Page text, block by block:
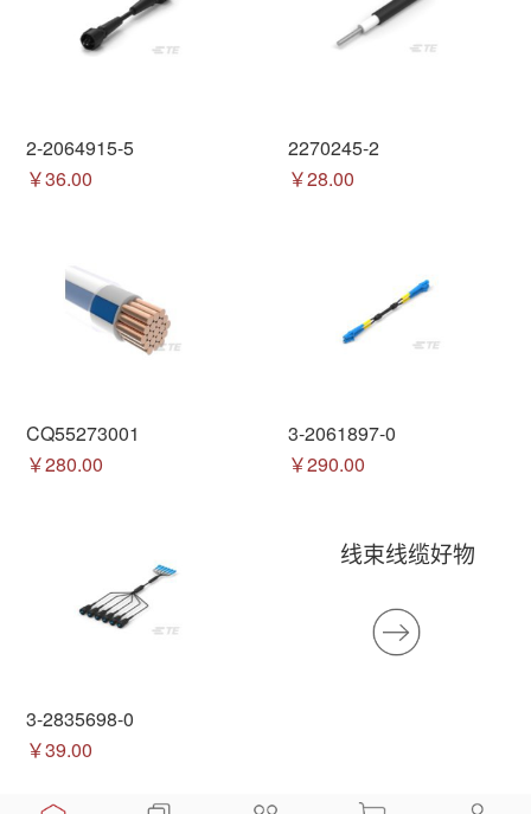
2-2064915-5
￥36.00
2270245-2
￥28.00
CQ55273001
￥280.00
3-2061897-0
￥290.00
3-2835698-0
￥39.00
线束线缆好物